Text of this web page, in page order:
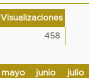
Visualizaciones
458
mayo
junio
julio